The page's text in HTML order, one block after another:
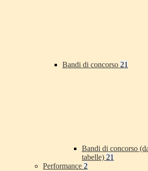
Bandi di concorso 21
Bandi di concorso
tabelle) 21
Performance 2